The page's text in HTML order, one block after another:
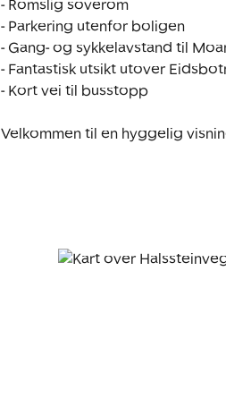
- Romslig soverom
- Parkering utenfor boligen
- Gang- og sykkelavstand til
- Fantastisk utsikt utover
- Kort vei til busstopp
Velkommen til en hyggelig